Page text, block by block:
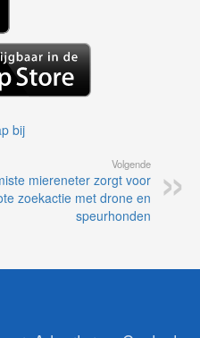
bij
Volgende
miereneter zorgt voor
zoekactie met drone en
speurhonden